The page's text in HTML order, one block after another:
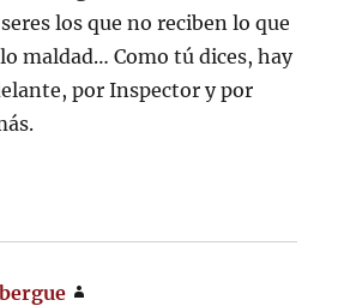
los que no reciben lo que
maldad… Como tú dices, hay
por Inspector y por